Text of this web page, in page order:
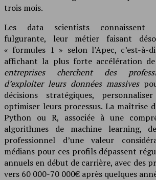
trois mois.
Les data scientists connaissent
fulgurante, leur métier faisant
« formules 1 » selon l’Apec, c’est-à-
affichant la plus forte accélération
entreprises cherchent des
d’exploiter leurs données massives
décisions stratégiques,
optimiser leurs processus. La maîtrise
Python ou R, associée à une
algorithmes de machine learning,
professionnel d’une valeur
médians pour ces profils dépassent
annuels en début de carrière, avec des
vers 60 000-70 000€ après quelques